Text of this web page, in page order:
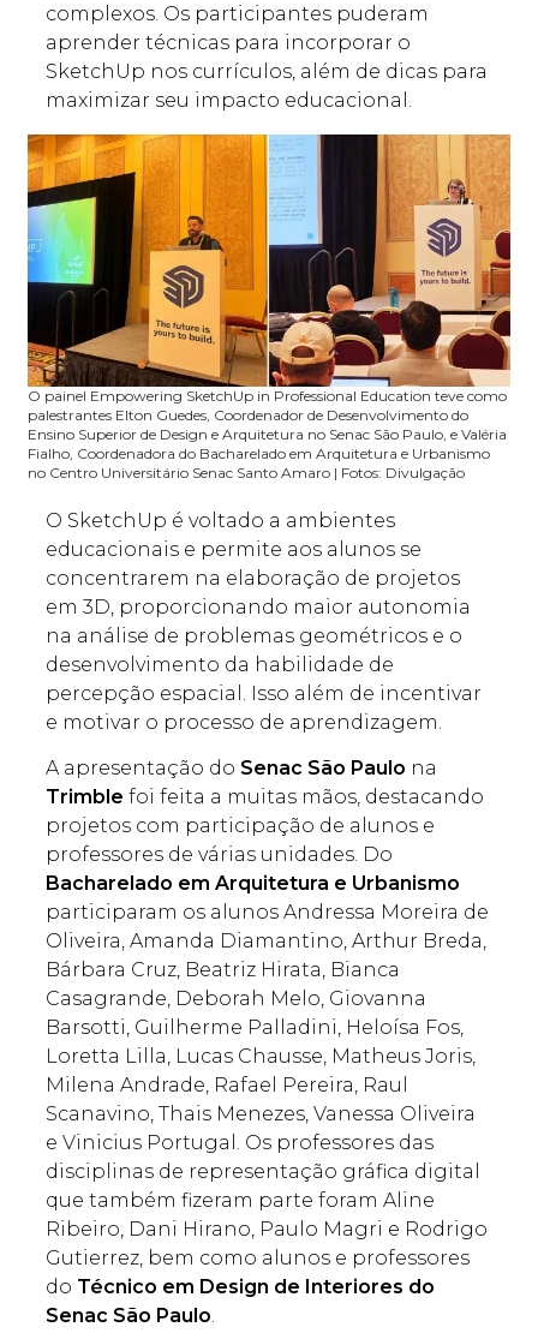
complexos. Os participantes puderam
aprender técnicas para incorporar o
SketchUp nos currículos, além de dicas para
maximizar seu impacto educacional.
O painel Empowering SketchUp in Professional Education teve como
palestrantes Elton Guedes, Coordenador de Desenvolvimento do
Ensino Superior de Design e Arquitetura no Senac São Paulo, e Valéria
Fialho, Coordenadora do Bacharelado em Arquitetura e Urbanismo
no Centro Universitário Senac Santo Amaro | Fotos: Divulgação
O SketchUp é voltado a ambientes
educacionais e permite aos alunos se
concentrarem na elaboração de projetos
em 3D, proporcionando maior autonomia
na análise de problemas geométricos e o
desenvolvimento da habilidade de
percepção espacial. Isso além de incentivar
e motivar o processo de aprendizagem.
A apresentação do Senac São Paulo na
Trimble foi feita a muitas mãos, destacando
projetos com participação de alunos e
professores de várias unidades. Do
Bacharelado em Arquitetura e Urbanismo
participaram os alunos Andressa Moreira de
Oliveira, Amanda Diamantino, Arthur Breda,
Bárbara Cruz, Beatriz Hirata, Bianca
Casagrande, Deborah Melo, Giovanna
Barsotti, Guilherme Palladini, Heloísa Fos,
Loretta Lilla, Lucas Chausse, Matheus Joris,
Milena Andrade, Rafael Pereira, Raul
Scanavino, Thais Menezes, Vanessa Oliveira
e Vinicius Portugal. Os professores das
disciplinas de representação gráfica digital
que também fizeram parte foram Aline
Ribeiro, Dani Hirano, Paulo Magri e Rodrigo
Gutierrez, bem como alunos e professores
do Técnico em Design de Interiores do
Senac São Paulo.